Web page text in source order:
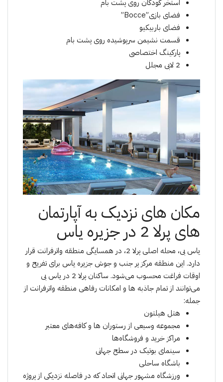
استخر کودکان روی پشت بام
فضای بازی”Bocce”
فضای باربیکیو
قسمت نشیمن سرپوشیده روی پشت بام
پارکینگ اختصاصی
2 لابی مجلل
مکان های نزدیک به آپارتمان
های پرلا 2 در جزیره یاس
یاس بی، محله اصلی پرلا 2، در همسایگی منطقه واترفرانت قرار
دارد. این منطقه مرکز پر جنب و جوش جزیره یاس برای تفریح ​​و
اوقات فراغت محسوب می‌شود. ساکنان پرلا 2 در یاس بی
می‌توانند از تمام جاذبه ها و امکانات رفاهی منطقه واترفرانت از
جمله:
هتل هیلتون
مجموعه وسیعی از رستوران ها و کافه‌های معتبر
مراکز خرید و فروشگاه‌ها
سینمای بوتیک در سطح جهانی
باشگاه ساحلی
ورزشگاه مشهور جهانی اتحاد که در فاصله نزدیکی از پروژه